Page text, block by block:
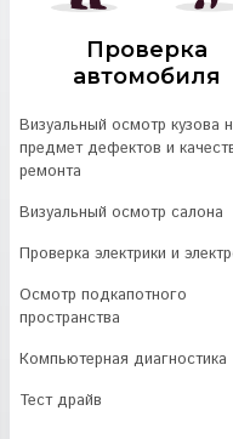
Проверка
автомобиля
Визуальный осмотр кузова
предмет дефектов и
ремонта
Визуальный осмотр салона
Проверка электрики и
Осмотр подкапотного
пространства
Компьютерная диагностика
Тест драйв